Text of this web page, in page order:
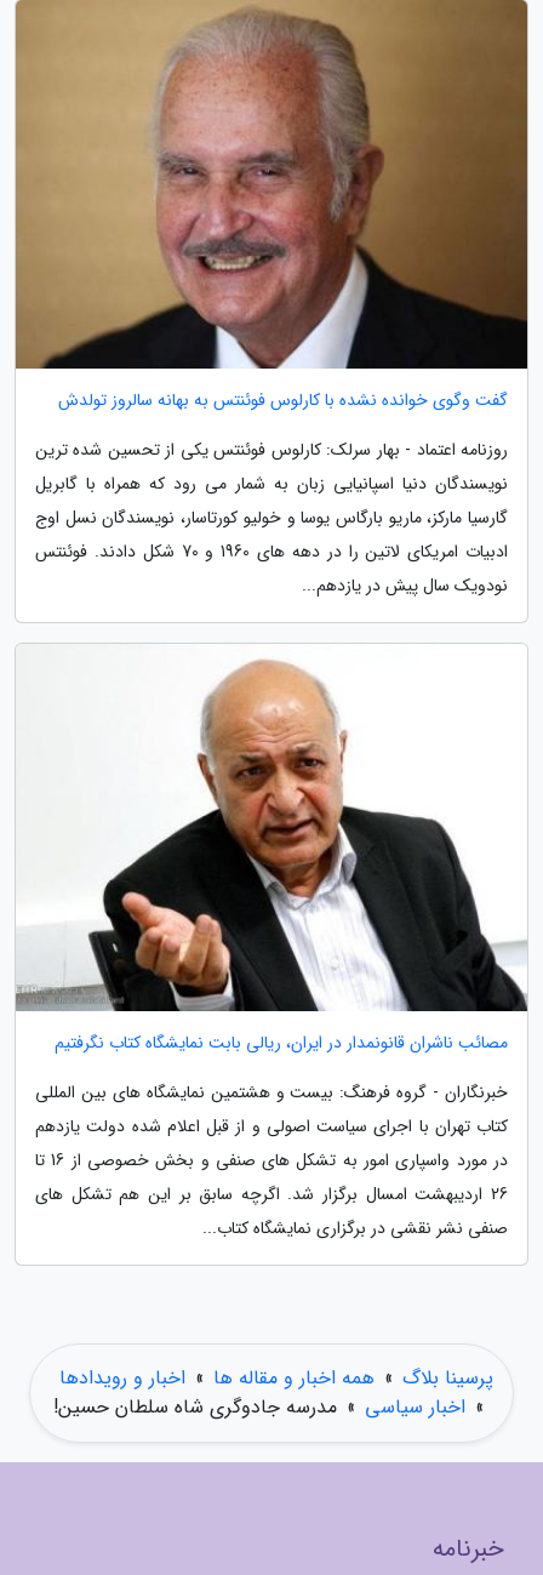
گفت وگوی خوانده نشده با کارلوس فوئنتس به بهانه سالروز تولدش
روزنامه اعتماد - بهار سرلک: کارلوس فوئنتس یکی از تحسین شده ترین
نویسندگان دنیا اسپانیایی زبان به شمار می رود که همراه با گابریل
گارسیا مارکز، ماریو بارگاس یوسا و خولیو کورتاسار، نویسندگان نسل اوج
ادبیات امریکای لاتین را در دهه های 1960 و 70 شکل دادند. فوئنتس
نودویک سال پیش در یازدهم...
مصائب ناشران قانونمدار در ایران، ریالی بابت نمایشگاه کتاب نگرفتیم
خبرنگاران - گروه فرهنگ: بیست و هشتمین نمایشگاه های بین المللی
کتاب تهران با اجرای سیاست اصولی و از قبل اعلام شده دولت یازدهم
در مورد واسپاری امور به تشکل های صنفی و بخش خصوصی از 16 تا
26 اردیبهشت امسال برگزار شد. اگرچه سابق بر این هم تشکل های
صنفی نشر نقشی در برگزاری نمایشگاه کتاب...
پرسینا بلاگ » همه اخبار و مقاله ها » اخبار و رویدادها
» اخبار سیاسی » مدرسه جادوگری شاه سلطان حسین!
خبرنامه